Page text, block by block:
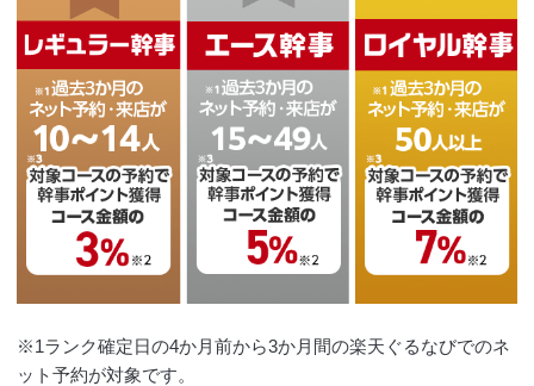
※1ランク確定日の4か月前から3か月間の楽天ぐるなびでのネ
ット予約が対象です。